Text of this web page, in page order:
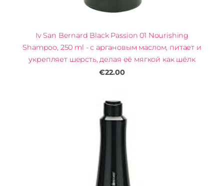
Iv San Bernard Black Passion 01 Nourishing
Shampoo, 250 ml - с аргановым маслом, питает и
укрепляет шерсть, делая её мягкой как шёлк
€22.00